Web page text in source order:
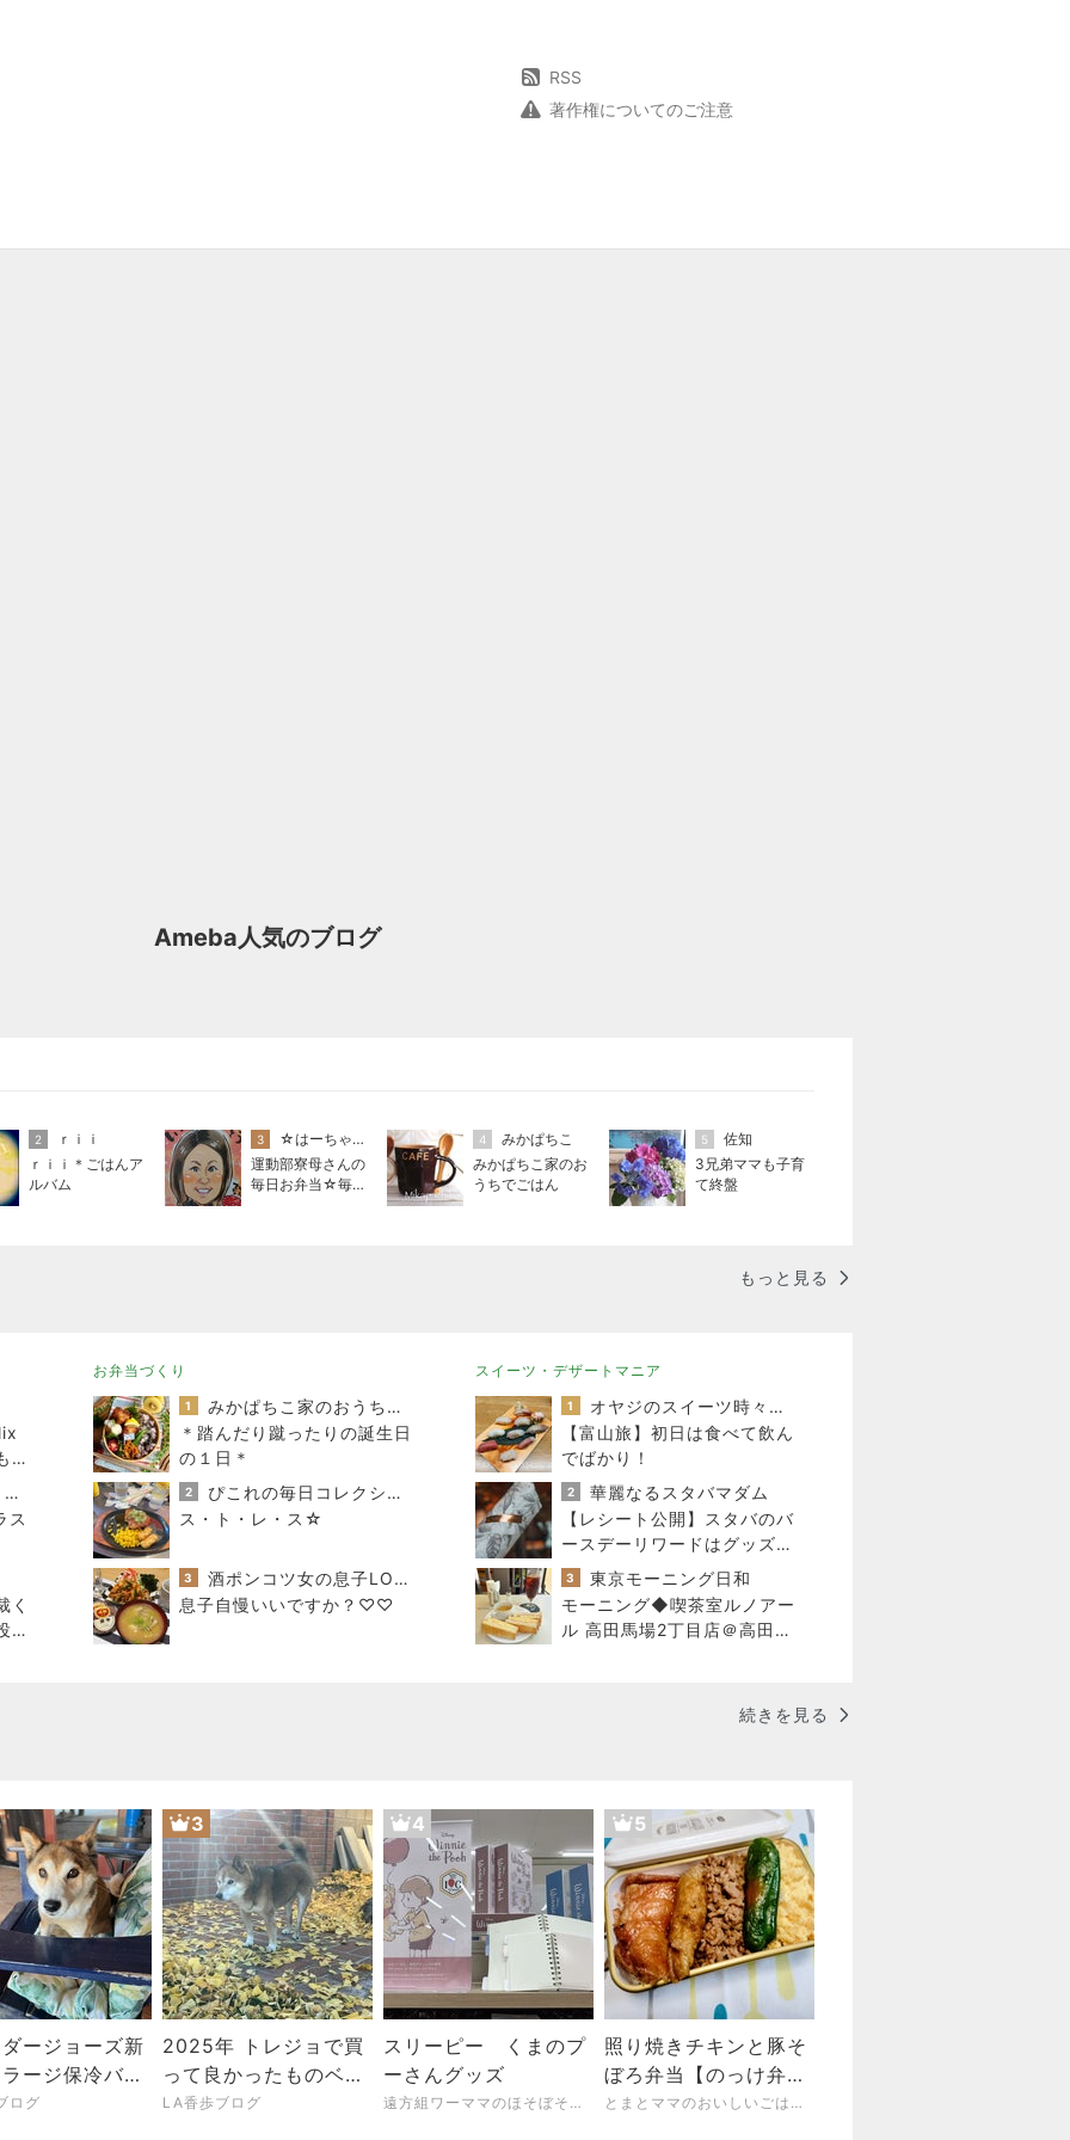
RSS
著作権についてのご注意
Ameba人気のブログ
2
ｒｉｉ
ｒｉｉ＊ごはんア
ルバム
3
☆はーちゃん☆
運動部寮母さんの
毎日お弁当☆毎日
4
みかぱちこ
みかぱちこ家のお
うちでごはん
5
佐知
3兄弟ママも子育
て終盤
もっと見る
っ
連ドラについてじっくり語るブログ
ス
く
足
お弁当づくり
1
みかぱちこ家のおうちでごはん
＊踏んだり蹴ったりの誕生日
の１日＊
2
ぴこれの毎日コレクション♬.*ﾟ
ス・ト・レ・ス☆
3
酒ポンコツ女の息子LOVE blog♡♡
息子自慢いいですか？♡♡
スイーツ・デザートマニア
1
オヤジのスイーツ時々ランニングブログ
【富山旅】初日は食べて飲ん
でばかり！
2
華麗なるスタバマダム
【レシート公開】スタバのバ
ースデーリワードはグッズに
も使える？5,900円の新作が
4,881円に
3
東京モーニング日和
モーニング◆喫茶室ルノアー
ル 高田馬場2丁目店＠高田馬
続きを見る
ダージョーズ新
ージ保冷バッ
ムグリーン」
ログ
3
2025年 トレジョで買
って良かったものベス
ト10
LA香歩ブログ
4
スリーピー くまのプ
ーさんグッズ
遠方組ワーママのほそぼそディズニーとお出かけ日記
5
照り焼きチキンと豚そ
ぼろ弁当【のっけ弁
当】
とまとママのおいしいごはんとお弁当